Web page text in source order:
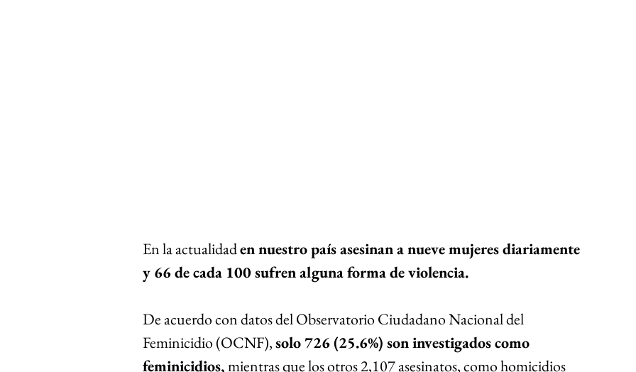
En la actualidad en nuestro país asesinan a nueve mujeres diariamente
y 66 de cada 100 sufren alguna forma de violencia.
De acuerdo con datos del Observatorio Ciudadano Nacional del
Feminicidio (OCNF), solo 726 (25.6%) son investigados como
feminicidios, mientras que los otros 2,107 asesinatos, como homicidios